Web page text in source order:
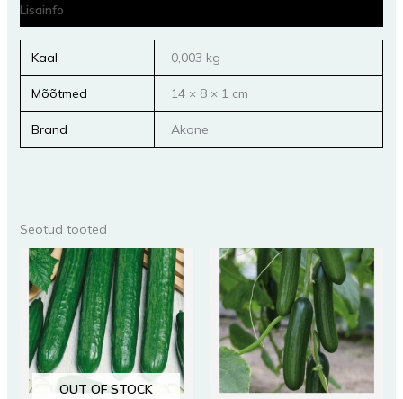
Lisainfo
Kaal 0,003 kg
Mõõtmed 14 × 8 × 1 cm
Brand Akone
Seotud tooted
OUT OF STOCK